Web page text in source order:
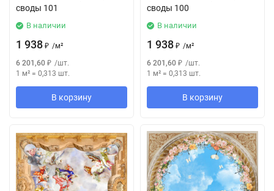
своды 101
В наличии
1 938 ₽ /м²
6 201,60 ₽ /шт.
1 м² = 0,313 шт.
В корзину
своды 100
В наличии
1 938 ₽ /м²
6 201,60 ₽ /шт.
1 м² = 0,313 шт.
В корзину